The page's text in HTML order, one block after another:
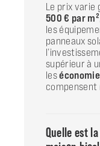
Le prix
500 € par m²
les
panneaux
supérieur à
les
compensent
Quelle est